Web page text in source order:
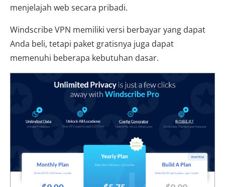
menjelajah web secara pribadi.
Windscribe VPN memiliki versi berbayar yang dapat
Anda beli, tetapi paket gratisnya juga dapat
memenuhi beberapa kebutuhan dasar.